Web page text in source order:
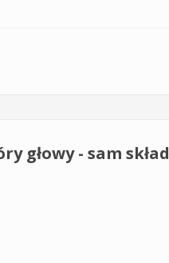
głowy - sam skład